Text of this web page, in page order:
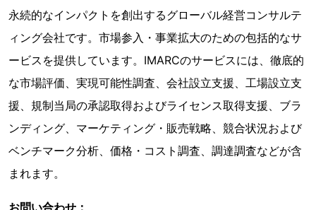
永続的なインパクトを創出するグローバル経営コンサルテ
ィング会社です。市場参入・事業拡大のための包括的なサ
ービスを提供しています。IMARCのサービスには、徹底的
な市場評価、実現可能性調査、会社設立支援、工場設立支
援、規制当局の承認取得およびライセンス取得支援、ブラ
ンディング、マーケティング・販売戦略、競合状況および
ベンチマーク分析、価格・コスト調査、調達調査などが含
まれます。
お問い合わせ：